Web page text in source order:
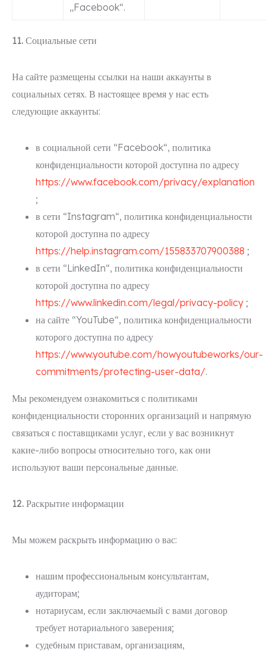
„Facebook“.
11. Социальные сети
На сайте размещены ссылки на наши аккаунты в
социальных сетях. В настоящее время у нас есть
следующие аккаунты:
в социальной сети “Facebook“, политика
конфиденциальности которой доступна по адресу
https://www.facebook.com/privacy/explanation
;
в сети “Instagram“, политика конфиденциальности
которой доступна по адресу
https://help.instagram.com/155833707900388 ;
в сети “LinkedIn“, политика конфиденциальности
которой доступна по адресу
https://www.linkedin.com/legal/privacy-policy ;
на сайте “YouTube“, политика конфиденциальности
которого доступна по адресу
https://www.youtube.com/howyoutubeworks/our-
commitments/protecting-user-data/.
Мы рекомендуем ознакомиться с политиками
конфиденциальности сторонних организаций и напрямую
связаться с поставщиками услуг, если у вас возникнут
какие-либо вопросы относительно того, как они
используют ваши персональные данные.
12. Раскрытие информации
Мы можем раскрыть информацию о вас:
нашим профессиональным консультантам,
аудиторам;
нотариусам, если заключаемый с вами договор
требует нотариального заверения;
судебным приставам, организациям,